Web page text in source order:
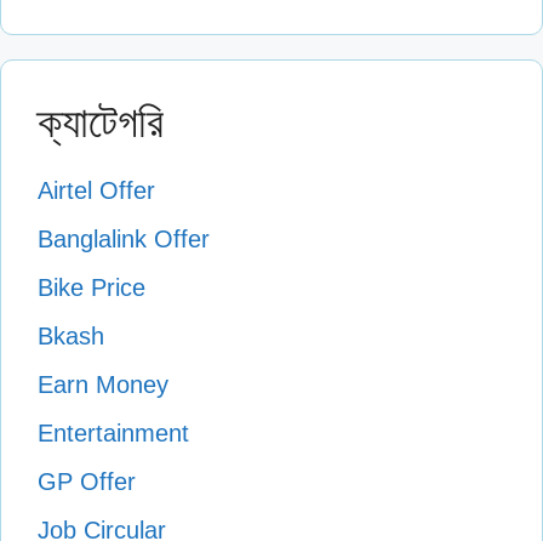
ক্যাটেগরি
Airtel Offer
Banglalink Offer
Bike Price
Bkash
Earn Money
Entertainment
GP Offer
Job Circular